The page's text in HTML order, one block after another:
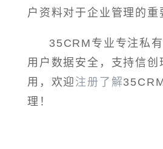
户资料对于企业管理的重
35CRM专业专注私
用户数据安全，支持信创
用，欢迎 注册了解
理！